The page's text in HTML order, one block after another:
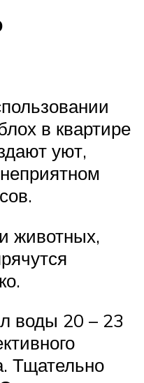
в квартире
уют,
животных,
воды 20 – 23
Тщательно